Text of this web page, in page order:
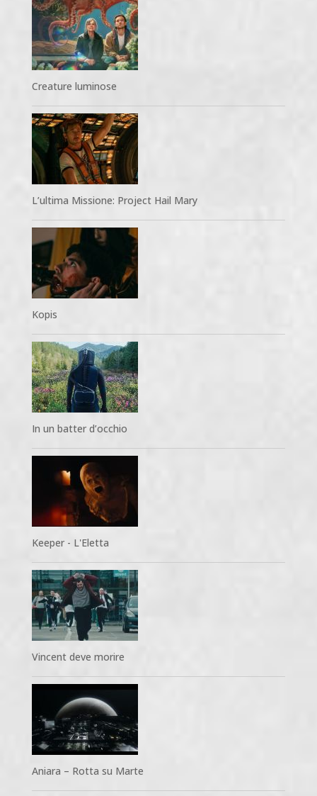
Creature luminose
L’ultima Missione: Project Hail Mary
Kopis
In un batter d’occhio
Keeper - L'Eletta
Vincent deve morire
Aniara – Rotta su Marte